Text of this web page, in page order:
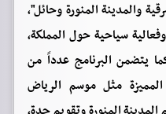
والمدينة المنورة وحائل"،
من 1000 تجربة وفعالية سياحية حول المملكة،
جديداً. كما يتضمن البرنامج عدداً من
المميزة مثل موسم الرياض